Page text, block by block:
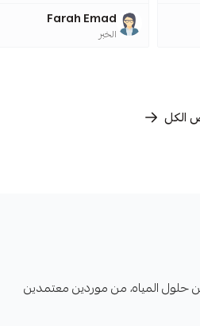
Farah Emad
الخبر
الكل
حلول المياه، من موردين معتمدين